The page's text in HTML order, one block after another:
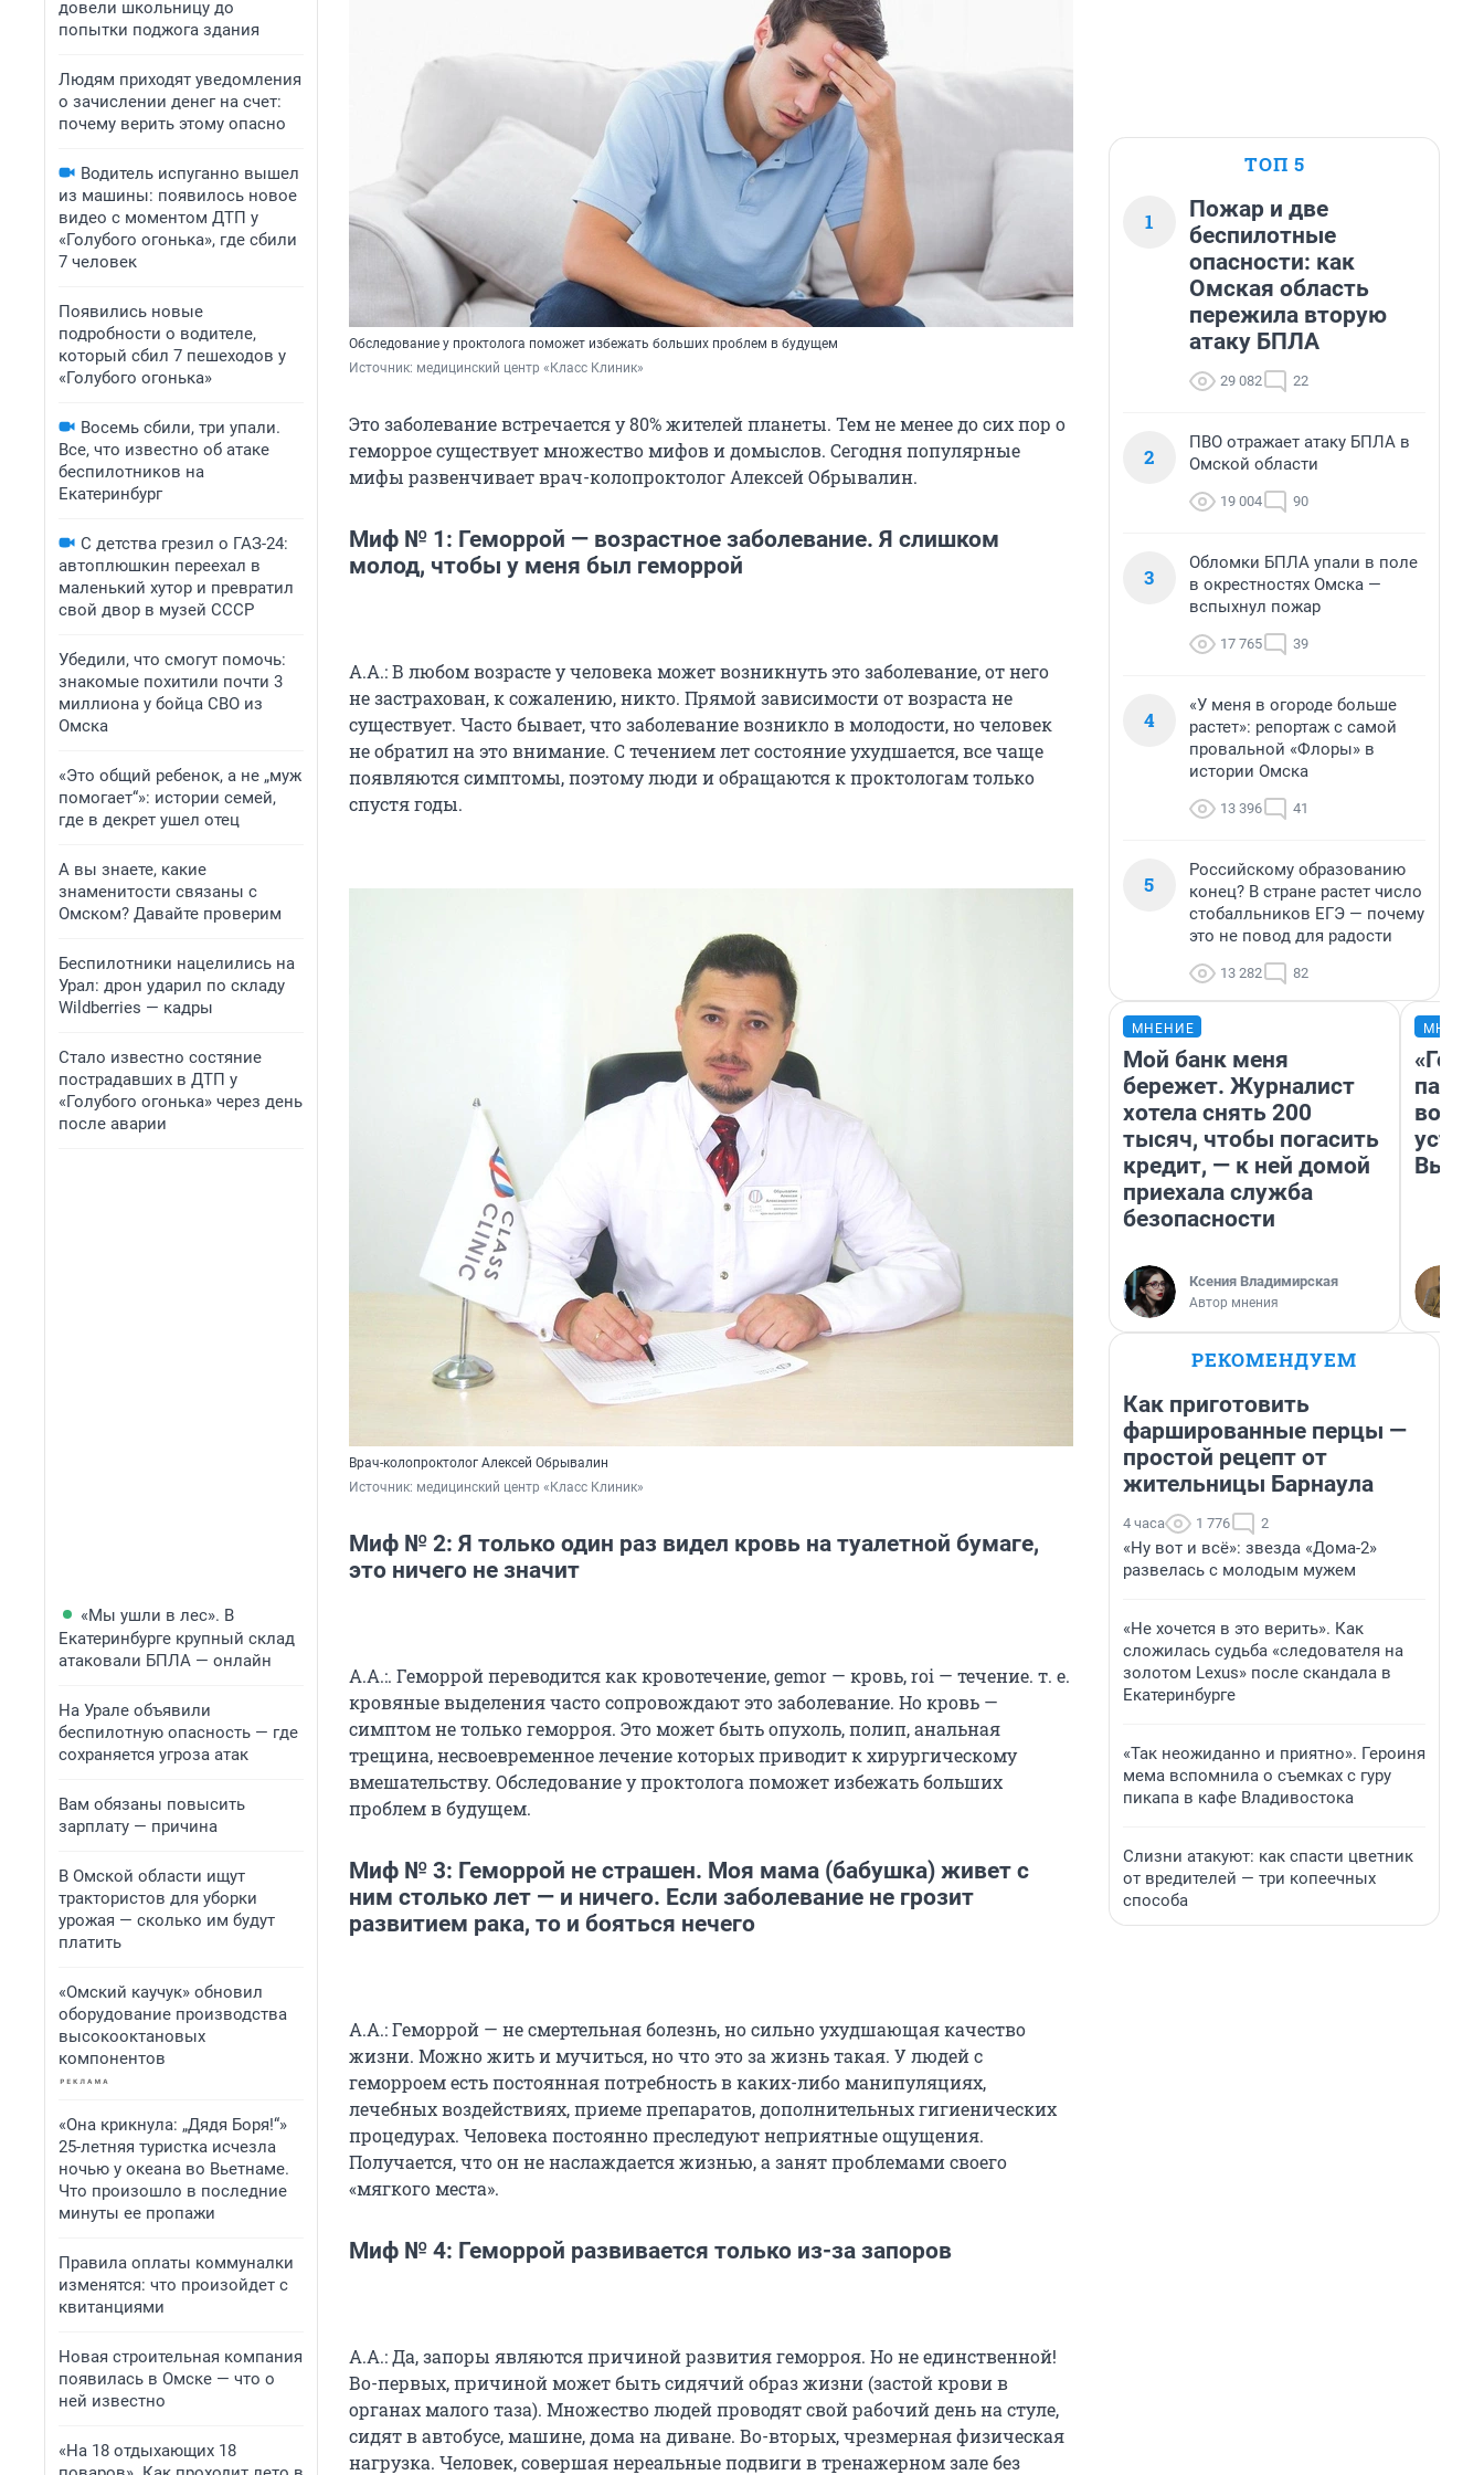
довели школьницу до
попытки поджога здания
Людям приходят уведомления
о зачислении денег на счет:
почему верить этому опасно
Водитель испуганно вышел
из машины: появилось новое
видео с моментом ДТП у
«Голубого огонька», где сбили
7 человек
Появились новые
подробности о водителе,
который сбил 7 пешеходов у
«Голубого огонька»
Восемь сбили, три упали.
Все, что известно об атаке
беспилотников на
Екатеринбург
С детства грезил о ГАЗ-24:
автоплюшкин переехал в
маленький хутор и превратил
свой двор в музей СССР
Убедили, что смогут помочь:
знакомые похитили почти 3
миллиона у бойца СВО из
Омска
«Это общий ребенок, а не „муж
помогает“»: истории семей,
где в декрет ушел отец
А вы знаете, какие
знаменитости связаны с
Омском? Давайте проверим
Беспилотники нацелились на
Урал: дрон ударил по складу
Wildberries — кадры
Стало известно состяние
пострадавших в ДТП у
«Голубого огонька» через день
после аварии
«Мы ушли в лес». В
Екатеринбурге крупный склад
атаковали БПЛА — онлайн
На Урале объявили
беспилотную опасность — где
сохраняется угроза атак
Вам обязаны повысить
зарплату — причина
В Омской области ищут
трактористов для уборки
урожая — сколько им будут
платить
«Омский каучук» обновил
оборудование производства
высокооктановых
компонентов
«Она крикнула: „Дядя Боря!“»
25-летняя туристка исчезла
ночью у океана во Вьетнаме.
Что произошло в последние
минуты ее пропажи
Правила оплаты коммуналки
изменятся: что произойдет с
квитанциями
Новая строительная компания
появилась в Омске — что о
ней известно
«На 18 отдыхающих 18
Обследование у проктолога поможет избежать больших проблем в будущем
Источник: медицинский центр «Класс Клиник»
Это заболевание встречается у 80% жителей планеты. Тем не менее до сих пор о
геморрое существует множество мифов и домыслов. Сегодня популярные
мифы развенчивает врач-колопроктолог Алексей Обрывалин.
Миф № 1: Геморрой — возрастное заболевание. Я слишком
молод, чтобы у меня был геморрой
А.А.: В любом возрасте у человека может возникнуть это заболевание, от него
не застрахован, к сожалению, никто. Прямой зависимости от возраста не
существует. Часто бывает, что заболевание возникло в молодости, но человек
не обратил на это внимание. С течением лет состояние ухудшается, все чаще
появляются симптомы, поэтому люди и обращаются к проктологам только
спустя годы.
Врач-колопроктолог Алексей Обрывалин
Источник: медицинский центр «Класс Клиник»
Миф № 2: Я только один раз видел кровь на туалетной бумаге,
это ничего не значит
А.А.:. Геморрой переводится как кровотечение, gemor — кровь, roi — течение. т. е.
кровяные выделения часто сопровождают это заболевание. Но кровь —
симптом не только геморроя. Это может быть опухоль, полип, анальная
трещина, несвоевременное лечение которых приводит к хирургическому
вмешательству. Обследование у проктолога поможет избежать больших
проблем в будущем.
Миф № 3: Геморрой не страшен. Моя мама (бабушка) живет с
ним столько лет — и ничего. Если заболевание не грозит
развитием рака, то и бояться нечего
А.А.: Геморрой — не смертельная болезнь, но сильно ухудшающая качество
жизни. Можно жить и мучиться, но что это за жизнь такая. У людей с
геморроем есть постоянная потребность в каких-либо манипуляциях,
лечебных воздействиях, приеме препаратов, дополнительных гигиенических
процедурах. Человека постоянно преследуют неприятные ощущения.
Получается, что он не наслаждается жизнью, а занят проблемами своего
«мягкого места».
Миф № 4: Геморрой развивается только из-за запоров
А.А.: Да, запоры являются причиной развития геморроя. Но не единственной!
Во-первых, причиной может быть сидячий образ жизни (застой крови в
органах малого таза). Множество людей проводят свой рабочий день на стуле,
сидят в автобусе, машине, дома на диване. Во-вторых, чрезмерная физическая
нагрузка. Человек, совершая нереальные подвиги в тренажерном зале без
ТОП 5
1
Пожар и две
беспилотные
опасности: как
Омская область
пережила вторую
атаку БПЛА
29 082 22
2
ПВО отражает атаку БПЛА в
Омской области
19 004 90
3
Обломки БПЛА упали в поле
в окрестностях Омска —
вспыхнул пожар
17 765 39
4
«У меня в огороде больше
растет»: репортаж с самой
провальной «Флоры» в
истории Омска
13 396 41
5
Российскому образованию
конец? В стране растет число
стобалльников ЕГЭ — почему
это не повод для радости
13 282 82
МНЕНИЕ
Мой банк меня
бережет. Журналист
хотела снять 200
тысяч, чтобы погасить
кредит, — к ней домой
приехала служба
безопасности
Ксения Владимирская
Автор мнения
РЕКОМЕНДУЕМ
Как приготовить
фаршированные перцы —
простой рецепт от
жительницы Барнаула
4 часа 1 776 2
«Ну вот и всё»: звезда «Дома-2»
развелась с молодым мужем
«Не хочется в это верить». Как
сложилась судьба «следователя на
золотом Lexus» после скандала в
Екатеринбурге
«Так неожиданно и приятно». Героиня
мема вспомнила о съемках с гуру
пикапа в кафе Владивостока
Слизни атакуют: как спасти цветник
от вредителей — три копеечных
способа